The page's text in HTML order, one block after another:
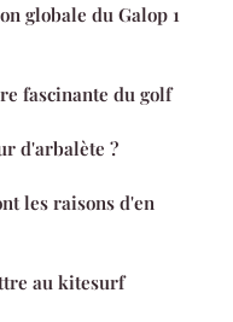
globale du Galop 1
fascinante du golf
d'arbalète ?
les raisons d'en
au kitesurf